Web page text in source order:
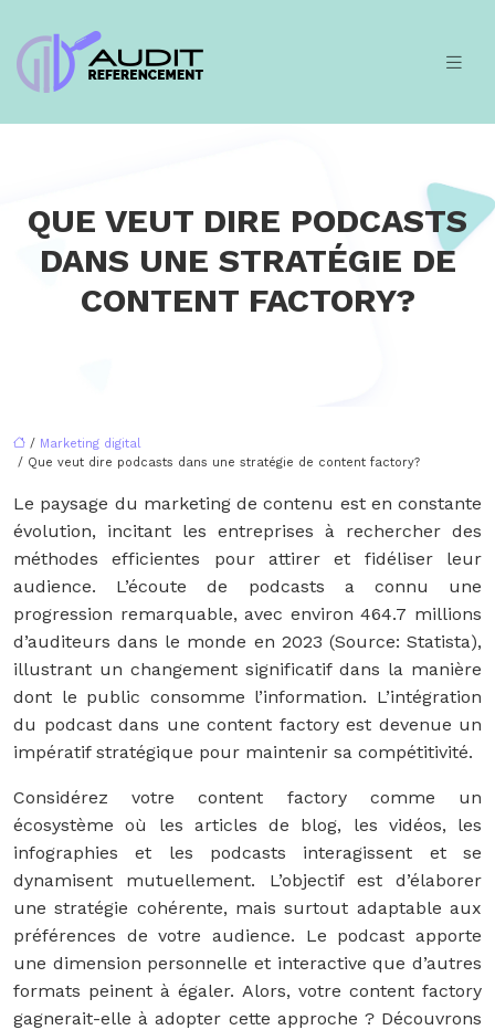
QUE VEUT DIRE PODCASTS
DANS UNE STRATÉGIE DE
CONTENT FACTORY?
/ Marketing digital
/ Que veut dire podcasts dans une stratégie de content factory?
Le paysage du marketing de contenu est en constante
évolution, incitant les entreprises à rechercher des
méthodes efficientes pour attirer et fidéliser leur
audience. L’écoute de podcasts a connu une
progression remarquable, avec environ 464.7 millions
d’auditeurs dans le monde en 2023 (Source: Statista),
illustrant un changement significatif dans la manière
dont le public consomme l’information. L’intégration
du podcast dans une content factory est devenue un
impératif stratégique pour maintenir sa compétitivité.
Considérez votre content factory comme un
écosystème où les articles de blog, les vidéos, les
infographies et les podcasts interagissent et se
dynamisent mutuellement. L’objectif est d’élaborer
une stratégie cohérente, mais surtout adaptable aux
préférences de votre audience. Le podcast apporte
une dimension personnelle et interactive que d’autres
formats peinent à égaler. Alors, votre content factory
gagnerait-elle à adopter cette approche ? Découvrons